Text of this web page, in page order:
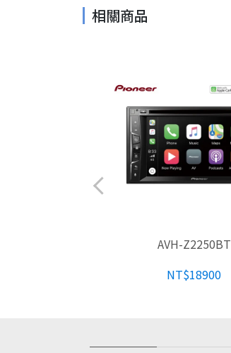
相關商品
AVH-Z2250BT
NT$18900